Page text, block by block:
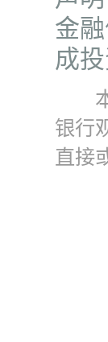
金
成
本
银行
直接